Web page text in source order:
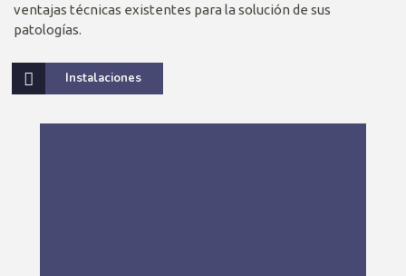
ventajas técnicas existentes para la solución de sus
patologías.
Instalaciones